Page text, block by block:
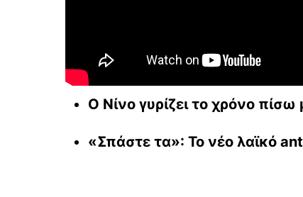
Ο Νίνο γυρίζει το χρόνο
«Σπάστε τα»: Το νέο λαϊκό